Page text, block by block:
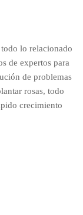
lo relacionado
de expertos para
de problemas
rosas, todo
crecimiento